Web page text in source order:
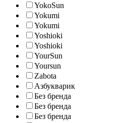
YokoSun
Yokumi
Yokumi
Yoshioki
Yoshioki
YourSun
Yoursun
Zabota
Азбукварик
Без бренда
Без бренда
Без бренда